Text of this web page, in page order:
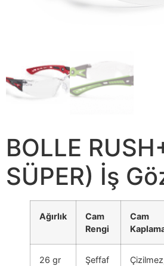
BOLLE
SÜPER) İş
Ağırlık
Cam
Rengi
Cam
26 gr Şeffaf